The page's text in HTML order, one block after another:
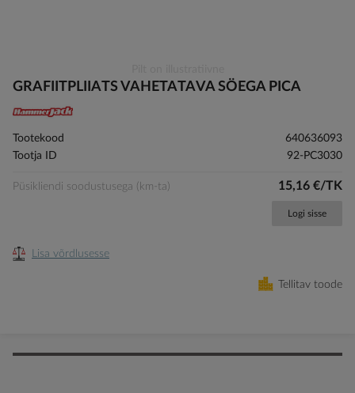
to
beginning
of
images
gallery
GRAFIITPLIIATS VAHETATAVA SÖEGA PICA
Tootekood
640636093
Tootja ID
92-PC3030
Püsikliendi soodustusega (km-ta) 15,16 €/TK
Logi sisse
Lisa võrdlusesse
Tellitav toode